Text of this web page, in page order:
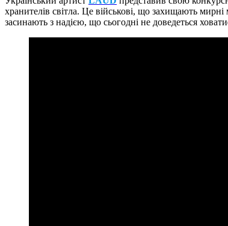
хранителів світла. Це військові, що захищають
засинають з надією, що сьогодні не доведеться